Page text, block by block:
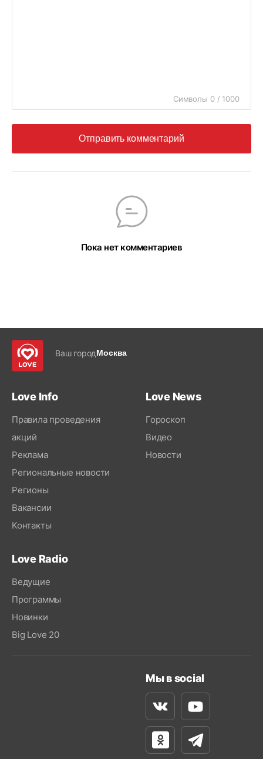
Символы 0 / 1000
Отправить комментарий
Пока нет комментариев
Ваш городМосква
Love Info
Правила проведения
акций
Реклама
Региональные новости
Регионы
Вакансии
Контакты
Love News
Гороскоп
Видео
Новости
Love Radio
Ведущие
Программы
Новинки
Big Love 20
Мы в social
ВконтактеYoutube
Одноклассники
Телеграм